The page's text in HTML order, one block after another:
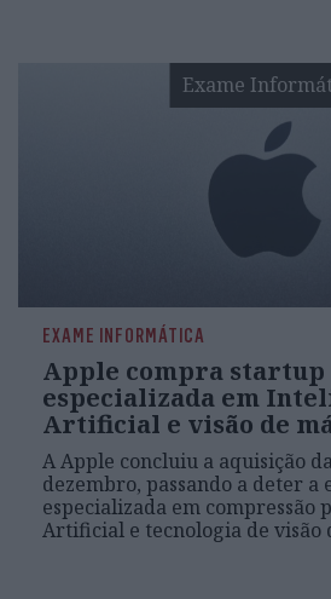
Exame
EXAME INFORMÁTICA
Apple compra startup
especializada em
Artificial e visão de
A Apple concluiu a aquisição
dezembro, passando a deter a
especializada em compressão
Artificial e tecnologia de visão